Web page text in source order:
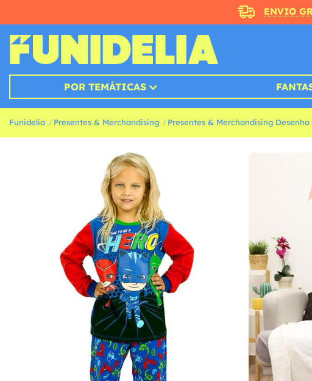
ENVIO
POR TEMÁTICAS
Funidelia Presentes & Merchandising Presentes & Merchandising